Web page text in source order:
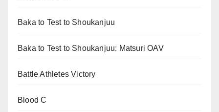
Baka to Test to Shoukanjuu
Baka to Test to Shoukanjuu: Matsuri OAV
Battle Athletes Victory
Blood C